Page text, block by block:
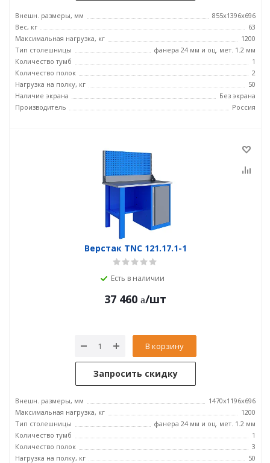
Внешн. размеры, мм
855x1396x696
Вес, кг
63
Максимальная нагрузка, кг
1200
Тип столешницы
фанера 24 мм и оц. мет. 1.2 мм
Количество тумб
1
Количество полок
2
Нагрузка на полку, кг
50
Наличие экрана
Без экрана
Производитель
Россия
Верстак TNC 121.17.1-1
Есть в наличии
37 460 /шт
В корзину
Запросить скидку
Внешн. размеры, мм
1470x1196x696
Максимальная нагрузка, кг
1200
Тип столешницы
фанера 24 мм и оц. мет. 1.2 мм
Количество тумб
1
Количество полок
3
Нагрузка на полку, кг
50